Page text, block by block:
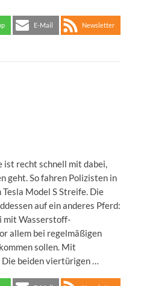
E-Mail Newsletter
ist recht schnell mit dabei,
geht. So fahren Polizisten in
Model S Streife. Die
auf ein anderes Pferd:
mit Wasserstoff-
allem bei regelmäßigen
sollen. Mit
beiden viertürigen …